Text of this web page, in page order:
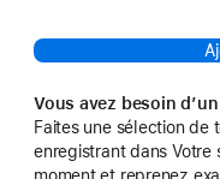
Vous avez besoin
Faites une sélection de
enregistrant dans Votre
moment et reprenez